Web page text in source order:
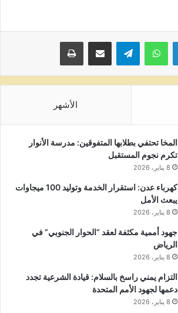
لينكدإن واتساب تيلقرام مشاركة عبر البريد طباعة
الأشهر
المخا تحتفي بطلابها المتفوقين: مدرسة الأنوار
تكرم نجوم المستقبل
8 يناير، 2026
كهرباء عدن: استقرار الخدمة وتوليد 100 ميجاوات
يبعث الأمل
8 يناير، 2026
جهود أممية مكثفة لعقد “الحوار الجنوبي” في
الرياض
8 يناير، 2026
التزام يمني راسخ بالسلام: قيادة الشرعية تجدد
دعمها لجهود الأمم المتحدة
8 يناير، 2026